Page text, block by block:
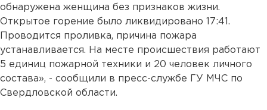
обнаружена женщина без признаков жизни.
Открытое горение было ликвидировано 17:41.
Проводится проливка, причина пожара
устанавливается. На месте происшествия работают
5 единиц пожарной техники и 20 человек личного
состава», - сообщили в пресс-службе ГУ МЧС по
Свердловской области.